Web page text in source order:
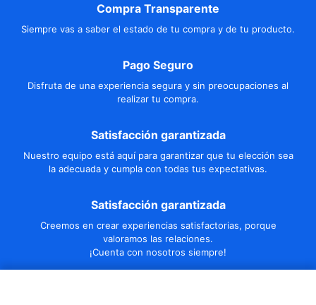
Compra Transparente
Siempre vas a saber el estado de tu compra y de tu producto.
Pago Seguro
Disfruta de una experiencia segura y sin preocupaciones al
realizar tu compra.
Satisfacción garantizada
Nuestro equipo está aquí para garantizar que tu elección sea
la adecuada y cumpla con todas tus expectativas.
Satisfacción garantizada
Creemos en crear experiencias satisfactorias, porque
valoramos las relaciones.
¡Cuenta con nosotros siempre!